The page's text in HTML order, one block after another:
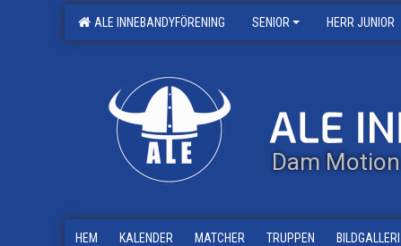
ALE INNEBANDYFÖRENING SENIOR HERR JUNIOR
Dam Motion
HEM KALENDER MATCHER TRUPPEN BILDGALLERI